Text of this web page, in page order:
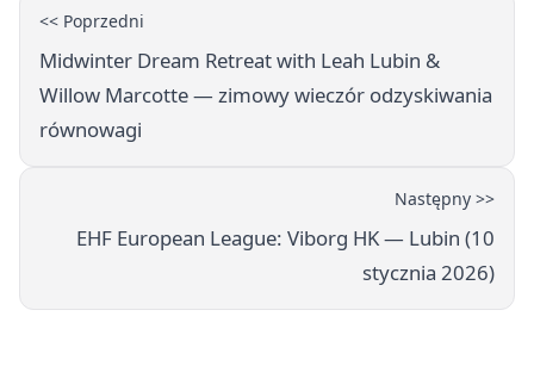
<< Poprzedni
Midwinter Dream Retreat with Leah Lubin &
Willow Marcotte — zimowy wieczór odzyskiwania
równowagi
Następny >>
EHF European League: Viborg HK — Lubin (10
stycznia 2026)